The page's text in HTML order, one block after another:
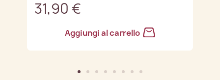
31,90 €
Aggiungi al carrello